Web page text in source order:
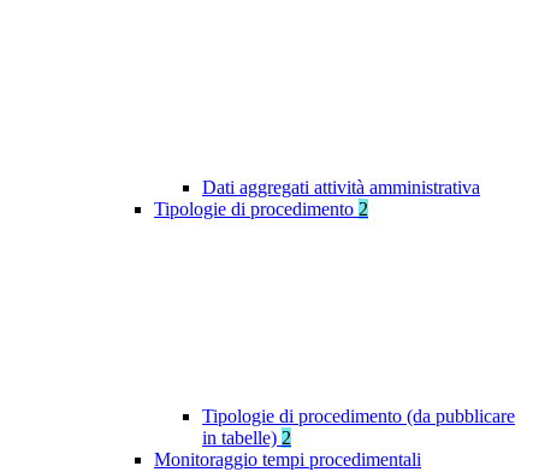
Dati aggregati attività amministrativa
Tipologie di procedimento 2
Tipologie di procedimento (da pubblicare
in tabelle) 2
Monitoraggio tempi procedimentali